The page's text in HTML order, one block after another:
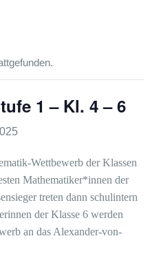
1 – Kl. 4 – 6
Wettbewerb der Klassen
Mathematiker*innen der
treten dann schulintern
der Klasse 6 werden
an das Alexander-von-